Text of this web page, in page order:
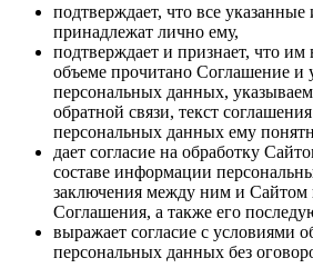
подтверждает, что все
принадлежат лично ему,
подтверждает и признает, что
объеме прочитано Соглашение и
персональных данных,
обратной связи, текст
персональных данных ему
дает согласие на обработку
составе информации
заключения между ним и Сайтом
Соглашения, а также его
выражает согласие с условиями
персональных данных без